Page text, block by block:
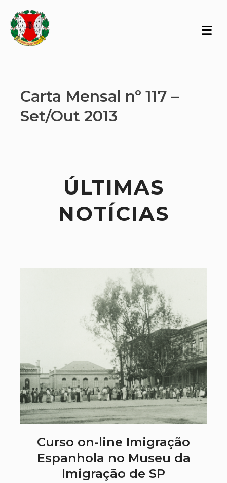
Carta Mensal nº 117 –
Set/Out 2013
ÚLTIMAS
NOTÍCIAS
Curso on-line Imigração
Espanhola no Museu da
Imigração de SP